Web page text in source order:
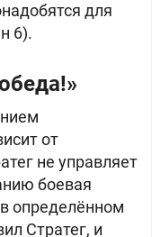
для
6).
от
не управляет
боевая
определённом
Стратег, и